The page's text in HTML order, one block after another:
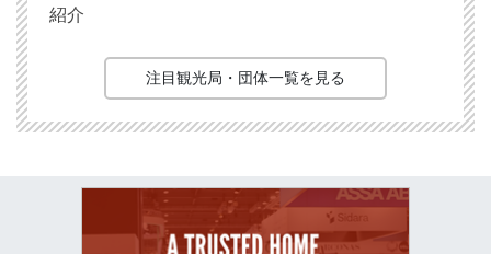
紹介
注目観光局・団体一覧を見る